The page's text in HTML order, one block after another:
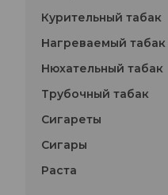
Курительный табак
Нагреваемый табак
Нюхательный табак
Трубочный табак
Сигареты
Сигары
Раста